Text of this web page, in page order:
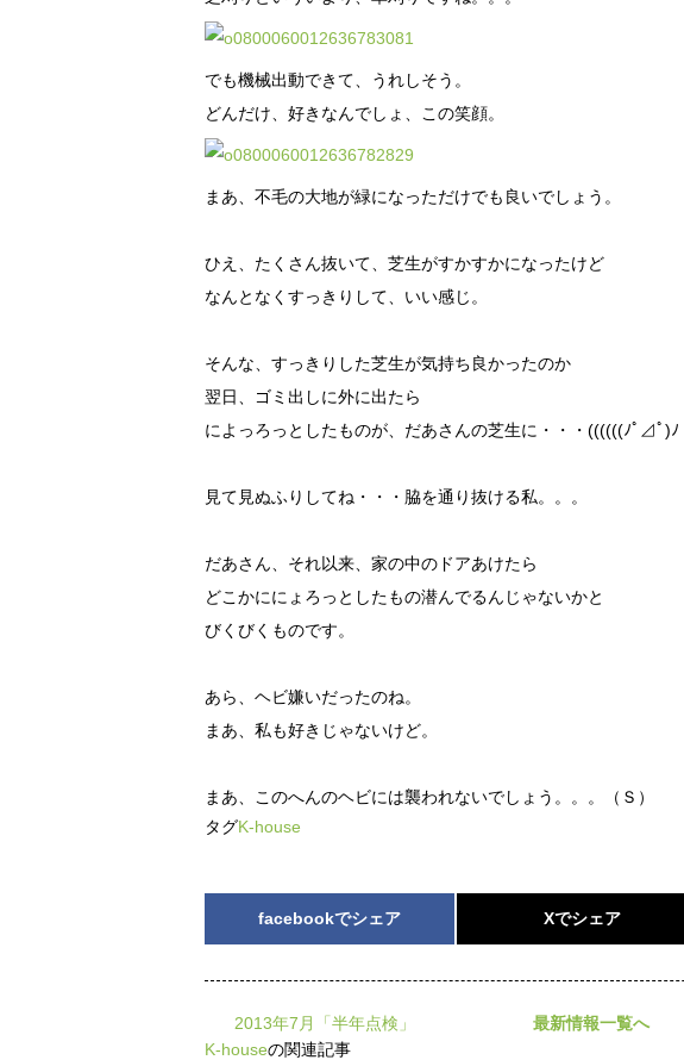
でも機械出動できて、うれしそう。
どんだけ、好きなんでしょ、この笑顔。
まあ、不毛の大地が緑になっただけでも良いでしょう。
ひえ、たくさん抜いて、芝生がすかすかになったけど
なんとなくすっきりして、いい感じ。
そんな、すっきりした芝生が気持ち良かったのか
翌日、ゴミ出しに外に出たら
によっろっとしたものが、だあさんの芝生に・・・((((((ﾉﾟ⊿ﾟ)ﾉ
見て見ぬふりしてね・・・脇を通り抜ける私。。。
だあさん、それ以来、家の中のドアあけたら
どこかににょろっとしたもの潜んでるんじゃないかと
びくびくものです。
あら、ヘビ嫌いだったのね。
まあ、私も好きじゃないけど。
まあ、このへんのヘビには襲われないでしょう。。。（Ｓ）
タグK-house
facebookでシェア Xでシェア
2013年7月「半年点検」 最新情報一覧へ
K-houseの関連記事